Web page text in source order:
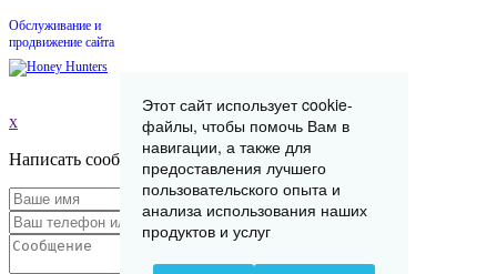
Обслуживание и
продвижение сайта
x
Написать сообщение
Этот сайт использует cookie-
файлы, чтобы помочь Вам в
навигации, а также для
предоставления лучшего
пользовательского опыта и
анализа использования наших
продуктов и услуг